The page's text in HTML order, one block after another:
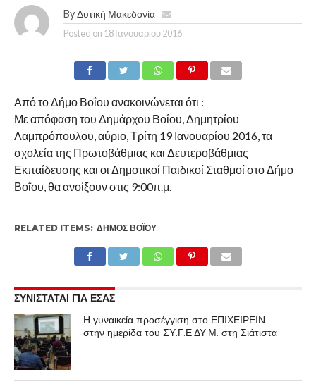
By Δυτική Μακεδονία
Posted on 18 Ιανουαρίου 2016
Από το Δήμο Βοΐου ανακοινώνεται ότι :
Με απόφαση του Δημάρχου Βοΐου, Δημητρίου
Λαμπρόπουλου, αύριο, Τρίτη 19 Ιανουαρίου 2016, τα
σχολεία της Πρωτοβάθμιας και Δευτεροβάθμιας
Εκπαίδευσης και οι Δημοτικοί Παιδικοί Σταθμοί στο Δήμο
Βοΐου, θα ανοίξουν στις 9:00π.μ.
RELATED ITEMS: ΔΉΜΟΣ ΒΟΪ́ΟΥ
ΣΥΝΙΣΤΑΤΑΙ ΓΙΑ ΕΣΑΣ
Η γυναικεία προσέγγιση στο ΕΠΙΧΕΙΡΕΙΝ
στην ημερίδα του ΣΥ.Γ.Ε.ΔΥ.Μ. στη Σιάτιστα